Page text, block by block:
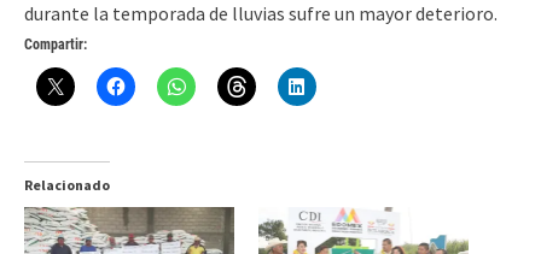
durante la temporada de lluvias sufre un mayor deterioro.
Compartir:
Relacionado